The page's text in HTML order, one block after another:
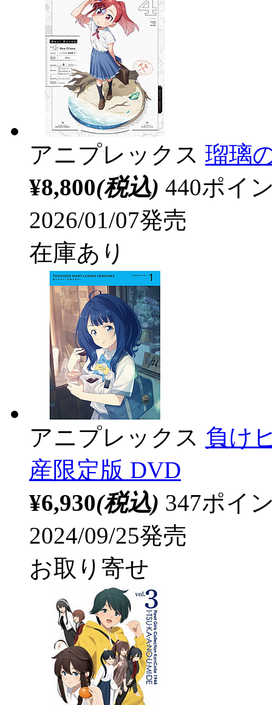
アニプレックス 瑠璃
¥8,800(税込) 440ポイ
2026/01/07発売
在庫あり
アニプレックス 負け
産限定版 DVD
¥6,930(税込) 347ポイ
2024/09/25発売
お取り寄せ